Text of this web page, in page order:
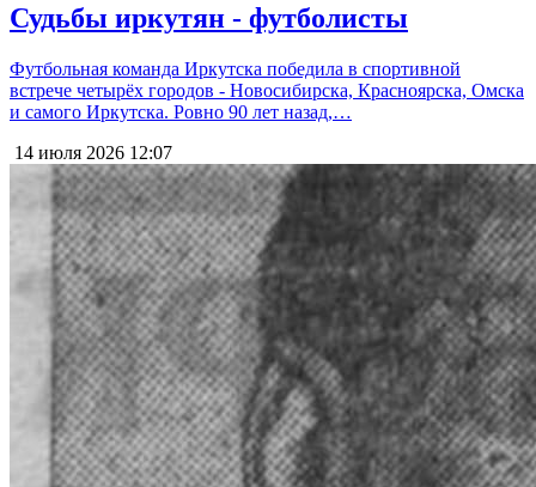
Судьбы иркутян - футболисты
Футбольная команда Иркутска победила в спортивной
встрече четырёх городов - Новосибирска, Красноярска, Омска
и самого Иркутска. Ровно 90 лет назад,…
14 июля 2026 12:07